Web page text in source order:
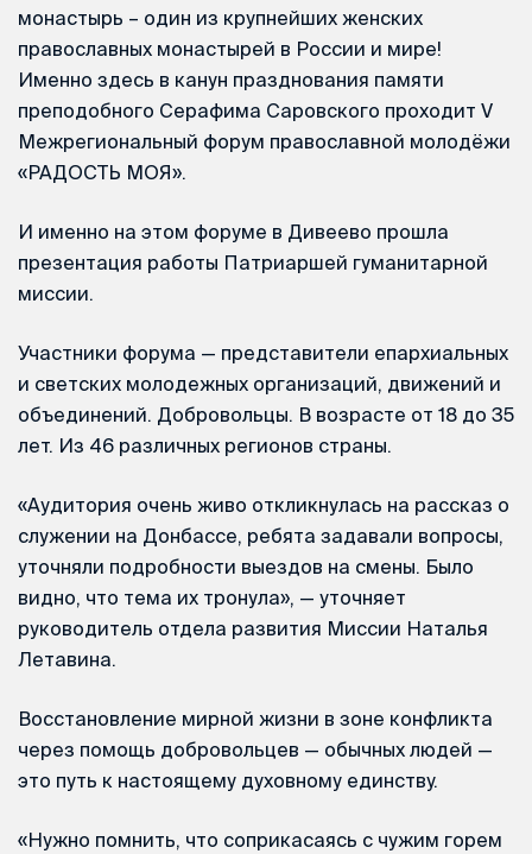
монастырь – один из крупнейших женских
православных монастырей в России и мире!
Именно здесь в канун празднования памяти
преподобного Серафима Саровского проходит V
Межрегиональный форум православной молодёжи
«РАДОСТЬ МОЯ».
И именно на этом форуме в Дивеево прошла
презентация работы Патриаршей гуманитарной
миссии.
Участники форума — представители епархиальных
и светских молодежных организаций, движений и
объединений. Добровольцы. В возрасте от 18 до 35
лет. Из 46 различных регионов страны.
«Аудитория очень живо откликнулась на рассказ о
служении на Донбассе, ребята задавали вопросы,
уточняли подробности выездов на смены. Было
видно, что тема их тронула», — уточняет
руководитель отдела развития Миссии Наталья
Летавина.
Восстановление мирной жизни в зоне конфликта
через помощь добровольцев — обычных людей —
это путь к настоящему духовному единству.
«Нужно помнить, что соприкасаясь с чужим горем